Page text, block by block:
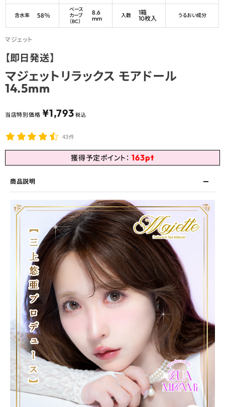
含水率 58％
ベース
カーブ
（BC）
8.6
mm
入数
1箱
10枚入
うるおい成分
マジェット
【即日発送】
マジェットリラックス モアドール
14.5mm
当店特別価格 ¥1,793 税込
43件
獲得予定ポイント： 163pt
商品説明